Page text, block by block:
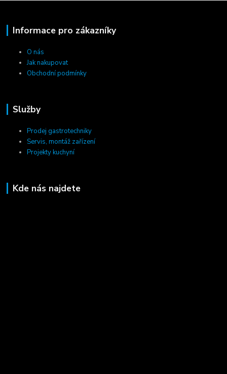
Informace pro zákazníky
O nás
Jak nakupovat
Obchodní podmínky
Služby
Prodej gastrotechniky
Servis, montáž zařízení
Projekty kuchyní
Kde nás najdete